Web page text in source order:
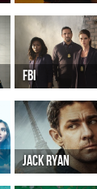
FBI
JACK RYAN